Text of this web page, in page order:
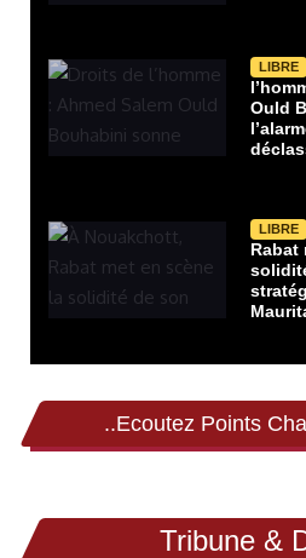
LIBRE
Ould
LIBRE
Rabat
..Ecoutez Points
Tribune &